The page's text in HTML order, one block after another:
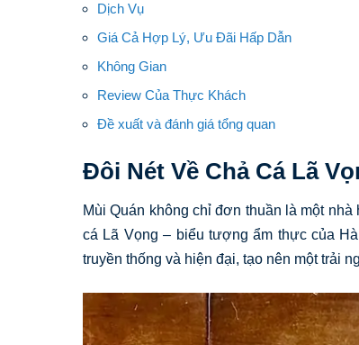
Dịch Vụ
Giá Cả Hợp Lý, Ưu Đãi Hấp Dẫn
Không Gian
Review Của Thực Khách
Đề xuất và đánh giá tổng quan
Đôi Nét Về Chả Cá Lã
Mùi Quán không chỉ đơn thuần là một
cá Lã Vọng – biểu tượng ẩm thực của
truyền thống và hiện đại, tạo nên một trải